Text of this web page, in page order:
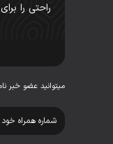
راحتی را
میتوانید عضو خبر